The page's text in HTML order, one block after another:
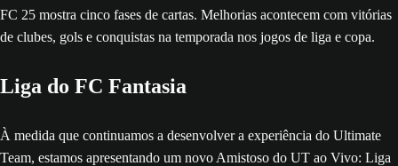
Liga do FC Fantasia
À medida que continuamos a desenvolver a experiência do Ultimate
Team, estamos apresentando um novo Amistoso do UT ao Vivo: Liga